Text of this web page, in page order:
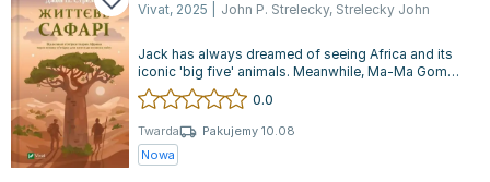
Nauka języków obcych - książki
Podręczniki dla nauczycieli - metodyka
Repetytoria, testy i materiały pomocnicze
Blanka Lipińska
Jaś Kapela
Agatha Christie
Witold Gadowski
Jan Pietrzak
Marcin Kowalczyk
Vivat, 2025 John P. Strelecky, Strelecky John
Jack has always dreamed of seeing Africa and its
iconic 'big five' animals. Meanwhile, Ma-Ma Gombe,
who has achieved many dreams t...
0.0
Twarda
Pakujemy 10.08
Nowa